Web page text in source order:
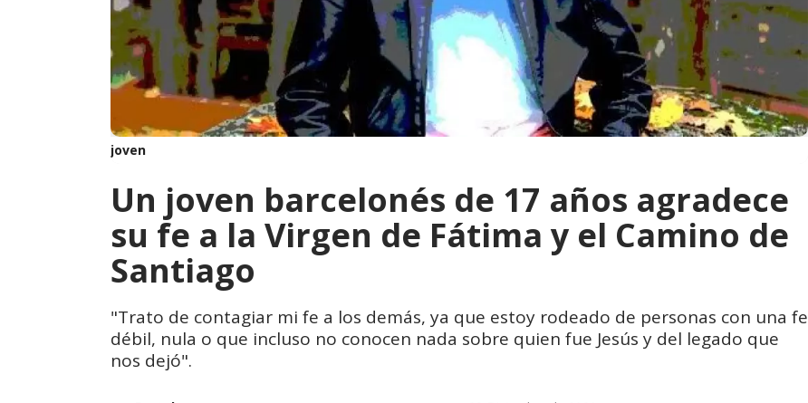
joven
Un joven barcelonés de 17 años agradece
su fe a la Virgen de Fátima y el Camino de
Santiago
"Trato de contagiar mi fe a los demás, ya que estoy rodeado de personas con una fe
débil, nula o que incluso no conocen nada sobre quien fue Jesús y del legado que
nos dejó".